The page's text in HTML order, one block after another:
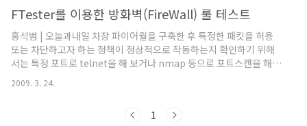
성하고 나서 테스트 할때 좋은 도구 같습니다. 프레
시면 됩니다. 인터넷에 예가 있으니 보시구요. 공격
이냐...방어냐... 패킷생성기 선행강좌 -테크박스 포
트스캔 / 텔넷강좌 기타 용도 - TCP / IP구조 주의사
항 - 상대방에게 피해를 주는 용도로 사용 말기를 부
FTester를 이용한 방화벽(FireWall) 룰 테스트
홍석범 | 오늘과내일 차장 파이어월을 구축한 후 특정한 패킷을 허용
또는 차단하고자 하는 정책이 정상적으로 작동하는지 확인하기 위해
서는 특정 포트로 telnet을 해 보거나 nmap 등으로 포트스캔을 해
보는 것 외에는 별다른 방법이 없는 것이 사실이다. 이럴 때 좀더 유용
하고 체계적으로 필터링 여부를 확인할 수 있는 방법이 있는데, 바로
기서는 Ftester라는 프로그램을 이용하여 필터링 정책을 디버깅할 수
2009. 3. 24.
1